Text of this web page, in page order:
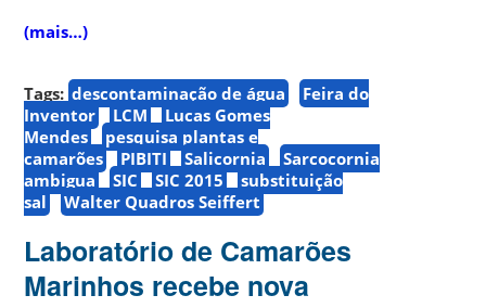
(mais…)
Tags: descontaminação de água
Feira do
Inventor
LCM
Lucas Gomes
Mendes
pesquisa plantas e
camarões
PIBITI Salicornia
Sarcocornia
ambigua
SIC SIC 2015
substituição
sal
Walter Quadros Seiffert
Laboratório de Camarões
Marinhos recebe nova